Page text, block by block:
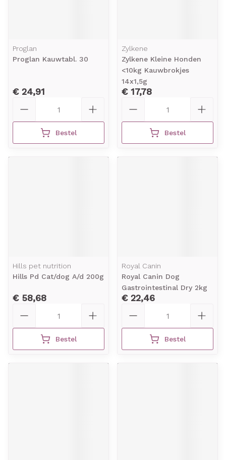
Proglan
Proglan Kauwtabl. 30
€ 24,91
Bestel
Zylkene
Zylkene Kleine Honden
<10kg Kauwbrokjes
14x1,5g
€ 17,78
Bestel
Hills pet nutrition
Hills Pd Cat/dog A/d 200g
€ 58,68
Bestel
Royal Canin
Royal Canin Dog
Gastrointestinal Dry 2kg
€ 22,46
Bestel